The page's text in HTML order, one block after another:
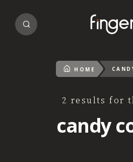
HOME
2 results for
candy